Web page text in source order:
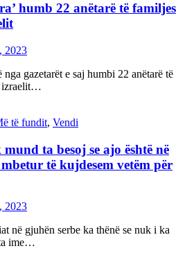
humb 22 anëtarë të familjes
2023
gazetarët e saj humbi 22 anëtarë të
izraelit…
të fundit, Vendi
ta besoj se ajo është në
të kujdesem vetëm për
2023
në gjuhën serbe ka thënë se nuk i ka
ime…